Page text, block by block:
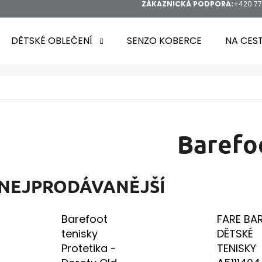
ZÁKAZNICKÁ PODPORA:+420
DĚTSKÉ OBLEČENÍ SENZO KOBERCE NA
Barefoot
tenisky
Protetika -
FARE
DĚTSKÉ
TENISKY
DOPORUČUJEME